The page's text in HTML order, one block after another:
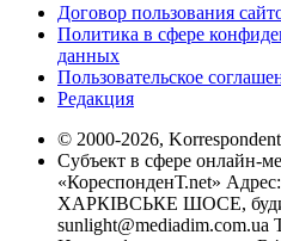
Договор пользования
Политика в сфере
данных
Пользовательское
Редакция
© 2000-2026,
Субъект в сфере онлайн-
«КореспонденТ.net»
ХАРКІВСЬКЕ ШОСЕ,
sunlight@mediadim.com.ua